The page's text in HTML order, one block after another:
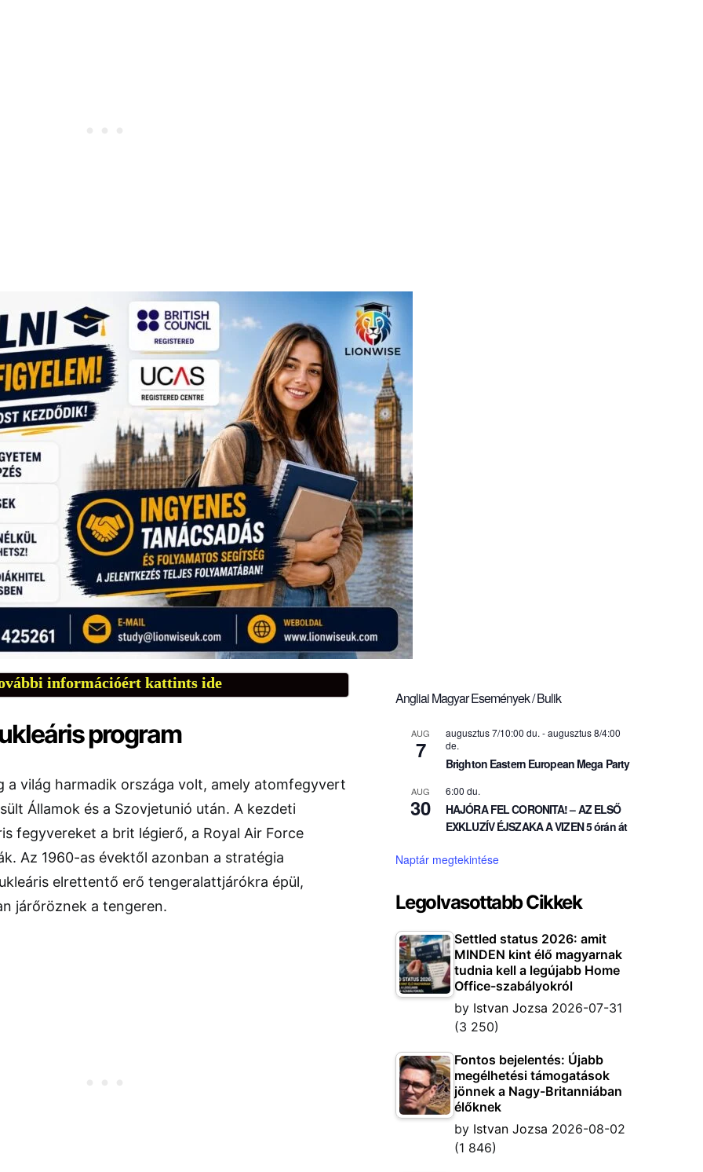
információért kattints ide
program
a világ harmadik országa volt, amely atomfegyvert
Államok és a Szovjetunió után. A kezdeti
fegyvereket a brit légierő, a Royal Air Force
Az 1960-as évektől azonban a stratégia
elrettentő erő tengeralattjárókra épül,
járőröznek a tengeren.
Angliai Magyar Események / Bulik
AUG
7
augusztus 7/10:00 du. -augusztus 8/4:00
de.
Brighton Eastern European Mega Party
AUG
30
6:00 du.
HAJÓRA FEL CORONITA! – AZ ELSŐ
EXKLUZÍV ÉJSZAKA A VIZEN 5 órán át
Naptár megtekintése
Legolvasottabb Cikkek
Settled status 2026: amit
MINDEN kint élő magyarnak
tudnia kell a legújabb Home
Office-szabályokról
by Istvan Jozsa 2026-07-31
(3 250)
Fontos bejelentés: Újabb
megélhetési támogatások
jönnek a Nagy-Britanniában
élőknek
by Istvan Jozsa 2026-08-02
(1 846)